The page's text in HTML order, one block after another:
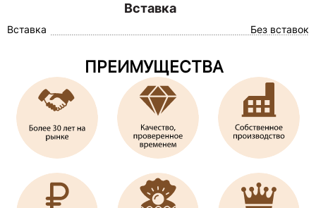
Вставка
Вставка Без вставок
ПРЕИМУЩЕСТВА